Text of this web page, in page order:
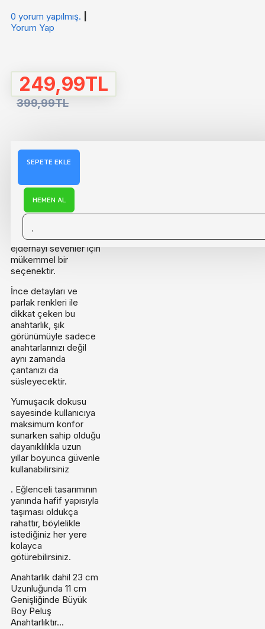
0 yorum yapılmış.
Yorum Yap
249,99TL
399,99TL
SEPETE EKLE
HEMEN AL
AÇIKLAMA
Bu büyük boy peluş
yaş grubundan
ejderhayı sevenler için
mükemmel bir
seçenektir.
İnce detayları ve
parlak renkleri ile
dikkat çeken bu
anahtarlık, şık
görünümüyle sadece
anahtarlarınızı değil
aynı zamanda
çantanızı da
süsleyecektir.
Yumuşacık dokusu
sayesinde kullanıcıya
maksimum konfor
sunarken sahip olduğu
dayanıklılıkla uzun
yıllar boyunca güvenle
kullanabilirsiniz
. Eğlenceli tasarımının
yanında hafif yapısıyla
taşıması oldukça
rahattır, böylelikle
istediğiniz her yere
kolayca
götürebilirsiniz.
Anahtarlık dahil 23 cm
Uzunluğunda 11 cm
Genişliğinde Büyük
Boy Peluş
Anahtarlıktır...